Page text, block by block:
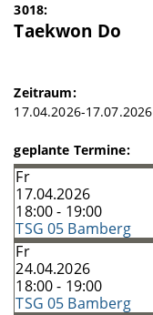
3018:
Taekwon Do
Zeitraum:
17.04.2026-17.07.2026
geplante Termine:
Fr
17.04.2026
18:00 - 19:00
TSG 05 Bamberg
Fr
24.04.2026
18:00 - 19:00
TSG 05 Bamberg